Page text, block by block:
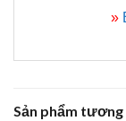
»
Sản phẩm